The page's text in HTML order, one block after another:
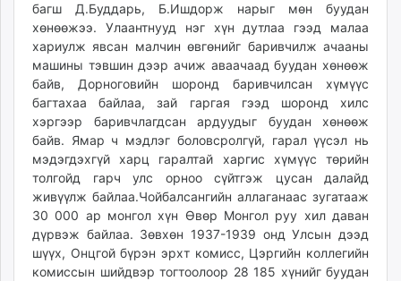
багш Д.Буддарь, Б.Ишдорж нарыг мөн буудан
хөнөөжээ. Улаантнууд нэг хүн дутлаа гээд малаа
хариулж явсан малчин өвгөнийг баривчилж ачааны
машины тэвшин дээр ачиж аваачаад буудан хөнөөж
байв, Дорноговийн шоронд баривчилсан хүмүүс
багтахаа байлаа, зай гаргая гээд шоронд хилс
хэргээр баривчлагдсан ардуудыг буудан хөнөөж
байв. Ямар ч мэдлэг боловсролгүй, гарал үүсэл нь
мэдэгдэхгүй харц гаралтай харгис хүмүүс төрийн
толгойд гарч улс орноо сүйтгэж цусан далайд
живүүлж байлаа.Чойбалсангийн аллаганаас зугатааж
30 000 ар монгол хүн Өвөр Монгол руу хил даван
дүрвэж байлаа. Зөвхөн 1937-1939 онд Улсын дээд
шүүх, Онцгой бүрэн эрхт комисс, Цэргийн коллегийн
комиссын шийдвэр тогтоолоор 28 185 хүнийг буудан